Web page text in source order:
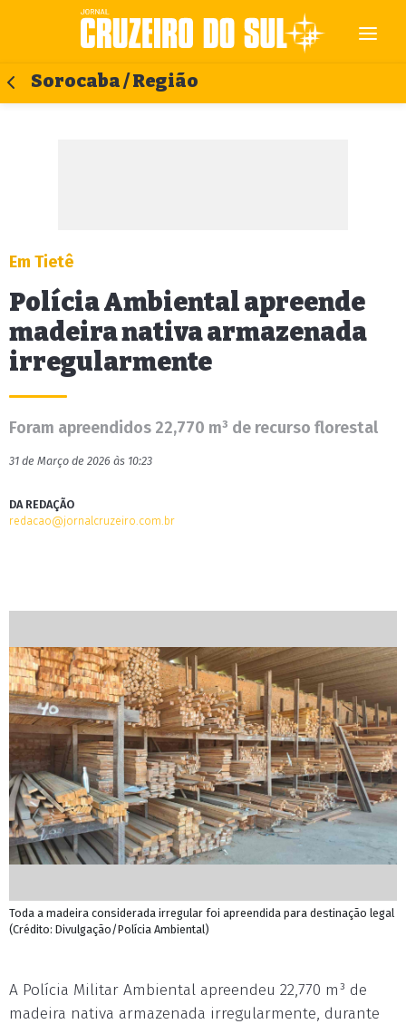
Sorocaba / Região
Em Tietê
Polícia Ambiental apreende
madeira nativa armazenada
irregularmente
Foram apreendidos 22,770 m³ de recurso florestal
31 de Março de 2026 às 10:23
DA REDAÇÃO
redacao@jornalcruzeiro.com.br
Toda a madeira considerada irregular foi apreendida para destinação legal
(Crédito: Divulgação/Polícia Ambiental)
A Polícia Militar Ambiental apreendeu 22,770 m³ de
madeira nativa armazenada irregularmente, durante